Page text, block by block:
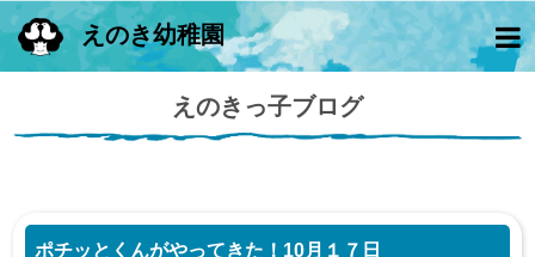
えのき幼稚園
えのきっ子ブログ
ポチッとくんがやってきた！10月１７日